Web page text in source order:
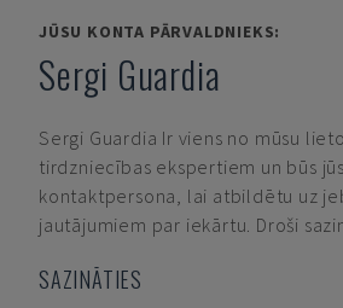
JŪSU KONTA PĀRVALDNIEKS:
Sergi Guardia
Sergi Guardia Ir viens no mūsu
tirdzniecības ekspertiem un būs
kontaktpersona, lai atbildētu uz
jautājumiem par iekārtu. Droši
SAZINĀTIES